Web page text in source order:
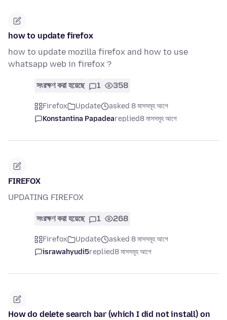
how to update firefox
how to update mozilla firefox and how to use
whatsapp web in firefox ?
সংরক্ষণ করা হয়েছে 1 358
Firefox Update
asked 8 মাসসমূহ আগে
Konstantina Papadeareplied8 মাসসমূহ আগে
FIREFOX
UPDATING FIREFOX
সংরক্ষণ করা হয়েছে 1 268
Firefox Update
asked 8 মাসসমূহ আগে
israwahyudi5replied8 মাসসমূহ আগে
How do delete search bar (which I did not install) on